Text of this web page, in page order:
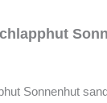
Sonnenhut sand